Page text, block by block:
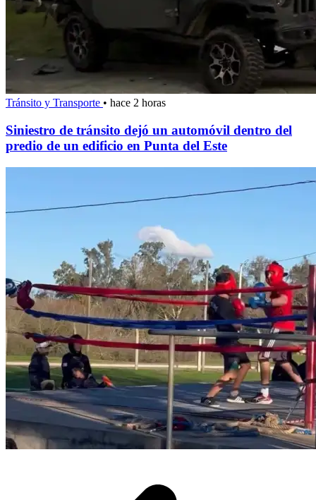
Tránsito y Transporte • hace 2 horas
Siniestro de tránsito dejó un automóvil dentro del
predio de un edificio en Punta del Este